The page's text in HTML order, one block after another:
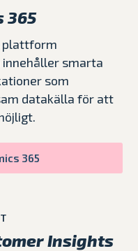
365
plattform
innehåller smarta
som
datakälla för att
365
Insights